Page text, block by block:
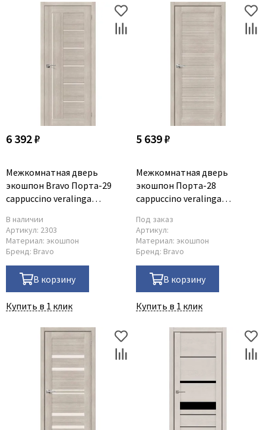
6 392 ₽
Межкомнатная дверь
экошпон Bravo Порта-29
cappuccino veralinga
В наличии
Артикул: 2303
Материал: экошпон
Бренд: Bravo
В корзину
Купить в 1 клик
5 639 ₽
Межкомнатная дверь
экошпон Порта-28
cappuccino veralinga
Под заказ
Артикул:
Материал: экошпон
Бренд: Bravo
В корзину
Купить в 1 клик